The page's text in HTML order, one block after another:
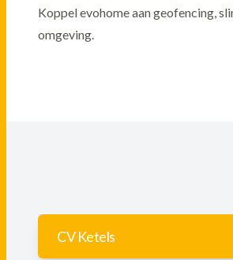
Koppel evohome aan geofencing,
omgeving.
CV Ketels